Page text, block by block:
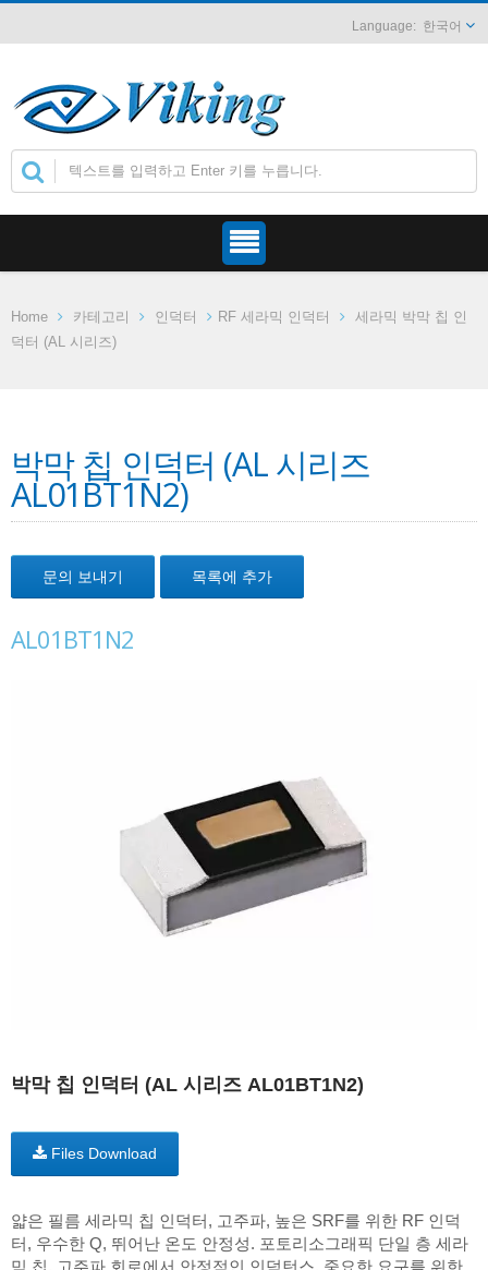
한국어
Home 카테고리 인덕터 RF 세라믹 인덕터
세라믹 박막 칩 인
덕터 (AL 시리즈)
박막 칩 인덕터 (AL 시리즈
AL01BT1N2)
문의 보내기 목록에 추가
AL01BT1N2
박막 칩 인덕터 (AL 시리즈 AL01BT1N2)
Files Download
얇은 필름 세라믹 칩 인덕터, 고주파, 높은 SRF를 위한 RF 인덕
터, 우수한 Q, 뛰어난 온도 안정성. 포토리소그래픽 단일 층 세라
믹 칩. 고주파 회로에서 안정적인 인덕턴스. 중요한 요구를 위한